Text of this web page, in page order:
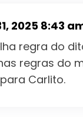
2025 8:43
regra do
regras do
Carlito.